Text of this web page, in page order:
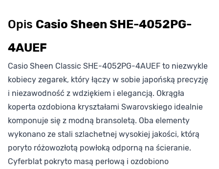
Opis Casio Sheen SHE-4052PG-
4AUEF
Casio Sheen Classic SHE-4052PG-4AUEF to niezwykle
kobiecy zegarek, który łączy w sobie japońską precyzję
i niezawodność z wdziękiem i elegancją. Okrągła
koperta ozdobiona kryształami Swarovskiego idealnie
komponuje się z modną bransoletą. Oba elementy
wykonano ze stali szlachetnej wysokiej jakości, którą
poryto różowozłotą powłoką odporną na ścieranie.
Cyferblat pokryto masą perłową i ozdobiono